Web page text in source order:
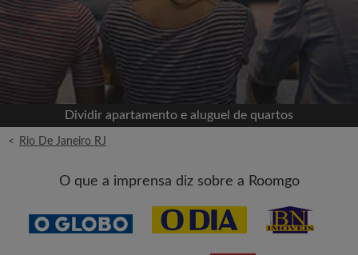
Cadastrar-se com o Facebook
Jamais publicaremos na sua linha do tempo sem
sua permissão
OU
Dividir apartamento e aluguel de quartos
< Rio De Janeiro RJ
O que a imprensa diz sobre a Roomgo